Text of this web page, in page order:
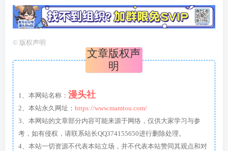
© 版权声明
文章版权声
明
1、本网站名称： 漫头社
2、本站永久网址： https://www.mamtou.com/
3、本网站的文章部分内容可能来源于网络，仅供大家学习与参
考，如有侵权，请联系站长QQ374155650进行删除处理。
4、本站一切资源不代表本站立场，并不代表本站赞同其观点和对